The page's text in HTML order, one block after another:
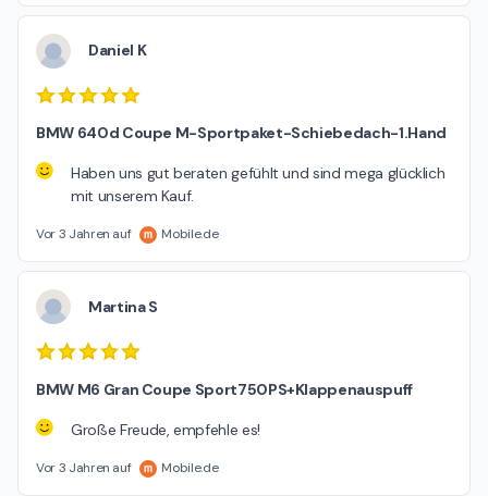
Daniel K
BMW 640d Coupe M-Sportpaket-Schiebedach-1.Hand
Haben uns gut beraten gefühlt und sind mega glücklich
mit unserem Kauf.
Vor 3 Jahren auf Mobile.de
Martina S
BMW M6 Gran Coupe Sport750PS+Klappenauspuff
Große Freude, empfehle es!
Vor 3 Jahren auf Mobile.de